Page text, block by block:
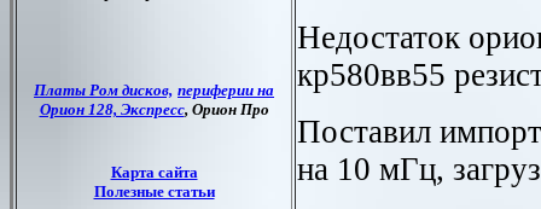
Недостаток
кр580вв55
Поставил
на 10 мГц,